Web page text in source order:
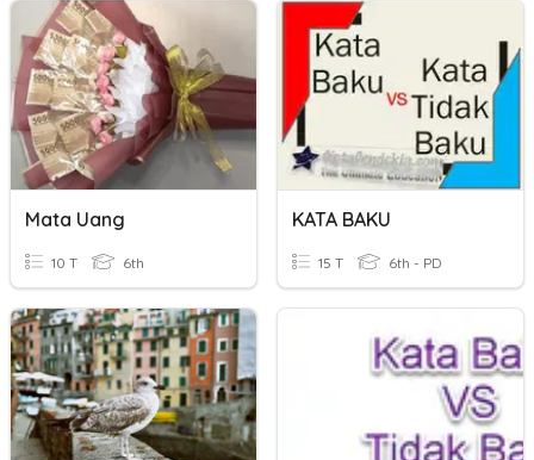
Mata Uang
10 T 6th
KATA BAKU
15 T 6th - PD